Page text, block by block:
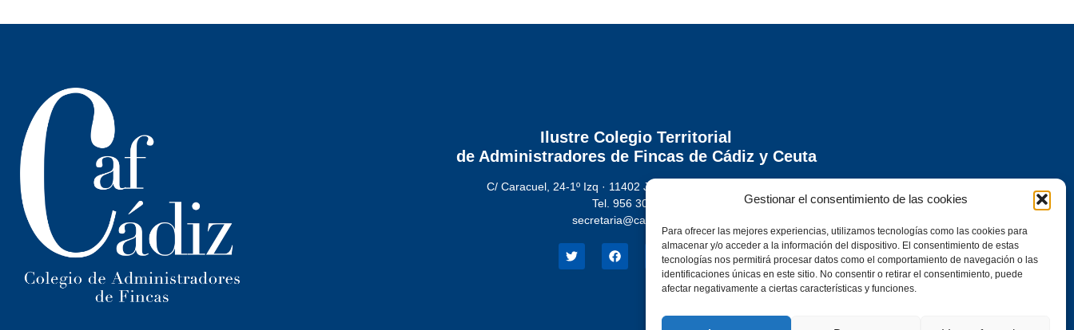
Gestionar el consentimiento de las cookies
Para ofrecer las mejores experiencias, utilizamos tecnologías como las cookies para
almacenar y/o acceder a la información del dispositivo. El consentimiento de estas
tecnologías nos permitirá procesar datos como el comportamiento de navegación o las
identificaciones únicas en este sitio. No consentir o retirar el consentimiento, puede
afectar negativamente a ciertas características y funciones.
Ilustre Colegio Territorial
de Administradores de Fincas de Cádiz y Ceuta
C/ Caracuel, 24-1º Izq · 11402 Jerez de la Frontera (Cádiz)
Tel. 956 30 72 86
secretaria@cafcadiz.com